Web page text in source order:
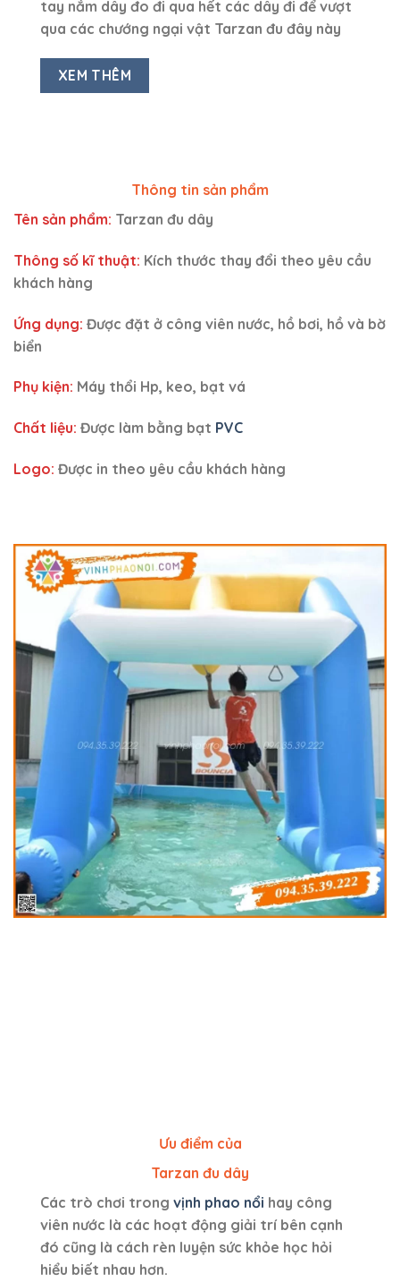
tay nắm dây đo đi qua hết các dây đi để vượt
qua các chướng ngại vật Tarzan đu đây này
XEM THÊM
Thông tin sản phẩm
Tên sản phẩm: Tarzan đu dây
Thông số kĩ thuật: Kích thước thay đổi theo yêu cầu
khách hàng
Ứng dụng: Được đặt ở công viên nước, hồ bơi, hồ và bờ
biển
Phụ kiện: Máy thổi Hp, keo, bạt vá
Chất liệu: Được làm bằng bạt PVC
Logo: Được in theo yêu cầu khách hàng
Ưu điểm của
Tarzan đu dây
Các trò chơi trong vịnh phao nổi hay công
viên nước là các hoạt động giải trí bên cạnh
đó cũng là cách rèn luyện sức khỏe học hỏi
hiểu biết nhau hơn.